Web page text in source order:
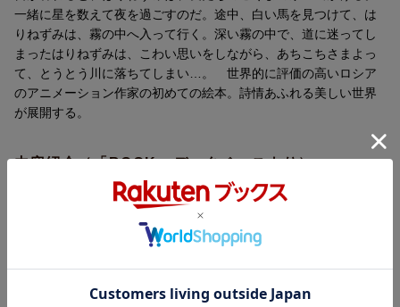
一緒に星を数えて夜を過ごすのだ。途中、白い馬を見つけて、は
りねずみは、霧の中へ入って行く。深い霧の中で、道に迷ってし
まったはりねずみは、こわい思いをしながら、あちこちさまよっ
て、とうとう川に落ちてしまい…。 世界的に評価の高いロシア
のアニメーション作家の初めての絵本。詩情あふれる美しい世界
が展開する。
内容紹介（「BOOK」データベースより）
きりのなかではりねずみが体験したのは、あこがれ、おどろき、
おそれ、そして、よろこび…、そう、人生そのものなんだ。映像
の詩人と呼ばれ、世界的に評価の高いロシアのアニメーション作
絵は、ノルシュテイン作品の美術監督でパートナーでもあるヤル